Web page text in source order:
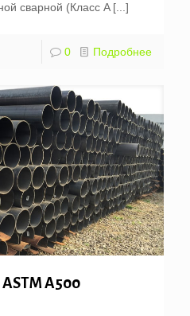
сварной (Класс A[...]
0 Подробнее
A500